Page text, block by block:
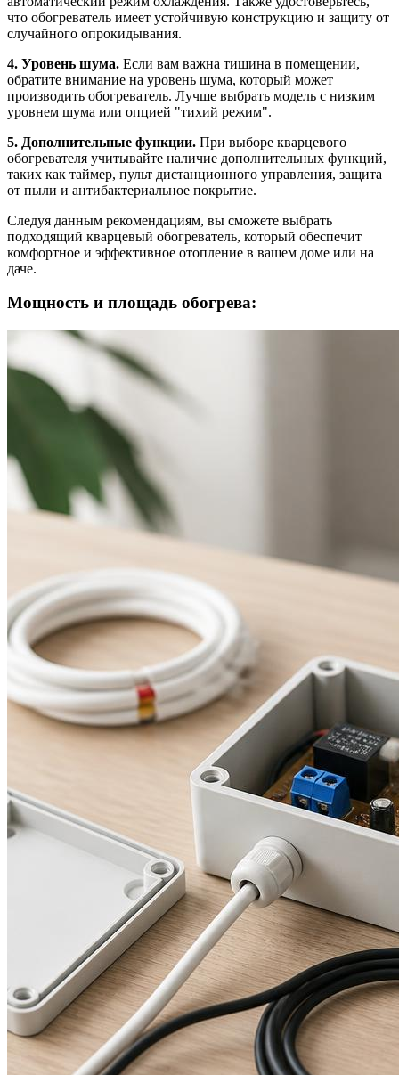
что обогреватель имеет устойчивую конструкцию и защиту от
случайного опрокидывания.
4. Уровень шума. Если вам важна тишина в помещении,
обратите внимание на уровень шума, который может
производить обогреватель. Лучше выбрать модель с низким
уровнем шума или опцией "тихий режим".
5. Дополнительные функции. При выборе кварцевого
обогревателя учитывайте наличие дополнительных функций,
таких как таймер, пульт дистанционного управления, защита
от пыли и антибактериальное покрытие.
Следуя данным рекомендациям, вы сможете выбрать
подходящий кварцевый обогреватель, который обеспечит
комфортное и эффективное отопление в вашем доме или на
даче.
Мощность и площадь обогрева: